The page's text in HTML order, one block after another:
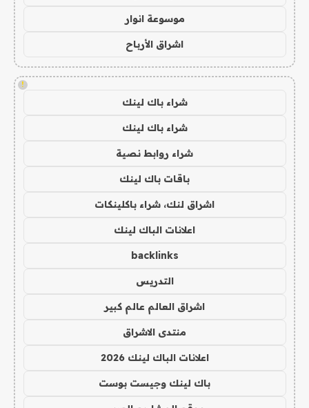
موسوعة انوار
اشراق الأرباح
!
شراء باك لينك
شراء باك لينك
شراء روابط نصية
باقات باك لينك
اشراق لنك، شراء باكلينكات
اعلانات الباك لينك
backlinks
التدريس
اشراق العالم عالم كبير
منتدى الاشراق
اعلانات الباك لينك 2026
باك لينك وجيست بوست